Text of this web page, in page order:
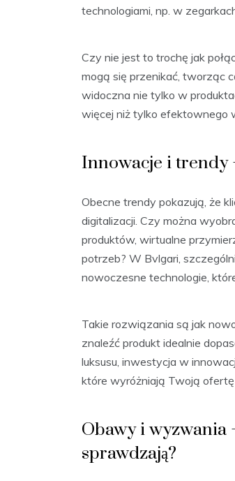
technologiami, np. w
Czy nie jest to trochę jak
mogą się przenikać, tworząc
widoczna nie tylko w
więcej niż tylko efektownego
Innowacje i trendy
Obecne trendy pokazują, że
digitalizacji. Czy można
produktów, wirtualne
potrzeb? W Bvlgari,
nowoczesne technologie,
Takie rozwiązania są jak
znaleźć produkt idealnie
luksusu, inwestycja w
które wyróżniają Twoją ofertę
Obawy i wyzwania
sprawdzają?